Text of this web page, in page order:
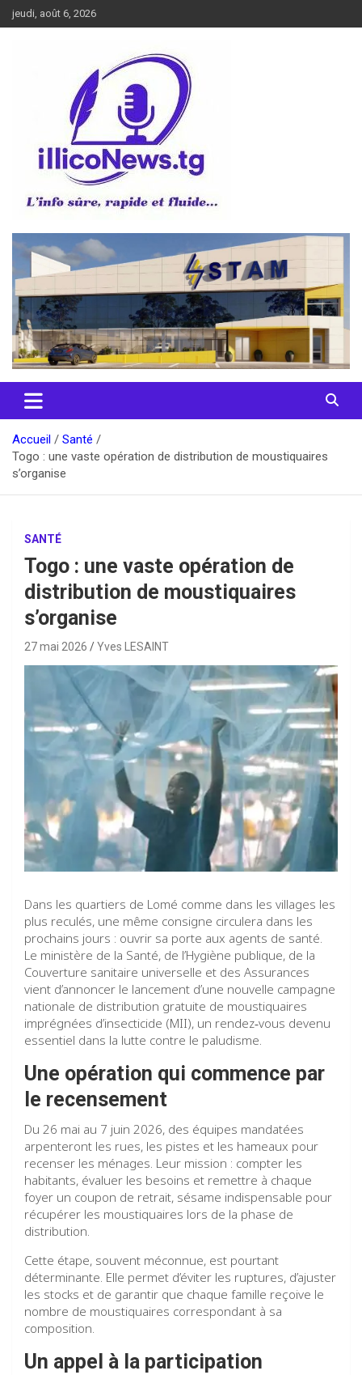
Aller
au
jeudi, août 6, 2026
illiconews
Accueil
Santé
Togo : une vaste opération de distribution de moustiquaires
s’organise
SANTÉ
Togo : une vaste opération de
distribution de moustiquaires
s’organise
27 mai 2026 Yves LESAINT
Dans les quartiers de Lomé comme dans les villages les
plus reculés, une même consigne circulera dans les
prochains jours : ouvrir sa porte aux agents de santé.
Le ministère de la Santé, de l’Hygiène publique, de la
Couverture sanitaire universelle et des Assurances
vient d’annoncer le lancement d’une nouvelle campagne
nationale de distribution gratuite de moustiquaires
imprégnées d’insecticide (MII), un rendez‑vous devenu
essentiel dans la lutte contre le paludisme.
Une opération qui commence par
le recensement
Du 26 mai au 7 juin 2026, des équipes mandatées
arpenteront les rues, les pistes et les hameaux pour
recenser les ménages. Leur mission : compter les
habitants, évaluer les besoins et remettre à chaque
foyer un coupon de retrait, sésame indispensable pour
récupérer les moustiquaires lors de la phase de
distribution.
Cette étape, souvent méconnue, est pourtant
déterminante. Elle permet d’éviter les ruptures, d’ajuster
les stocks et de garantir que chaque famille reçoive le
nombre de moustiquaires correspondant à sa
composition.
Un appel à la participation